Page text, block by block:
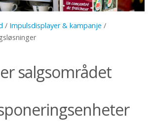
/ Impulsdisplayer & kampanje /
salgsområdet